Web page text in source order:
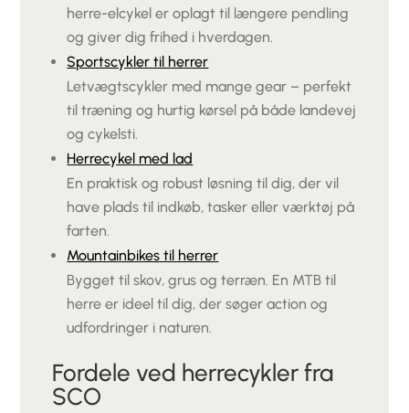
herre-elcykel er oplagt til længere pendling
og giver dig frihed i hverdagen.
Sportscykler til herrer
Letvægtscykler med mange gear – perfekt
til træning og hurtig kørsel på både landevej
og cykelsti.
Herrecykel med lad
En praktisk og robust løsning til dig, der vil
have plads til indkøb, tasker eller værktøj på
farten.
Mountainbikes til herrer
Bygget til skov, grus og terræn. En MTB til
herre er ideel til dig, der søger action og
udfordringer i naturen.
Fordele ved herrecykler fra
SCO